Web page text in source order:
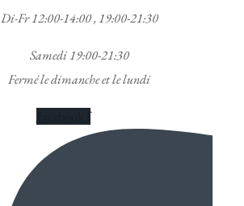
Di-Fr 12:00-14:00 , 19:00-21:30
Samedi 19:00-21:30
Fermé le dimanche et le lundi